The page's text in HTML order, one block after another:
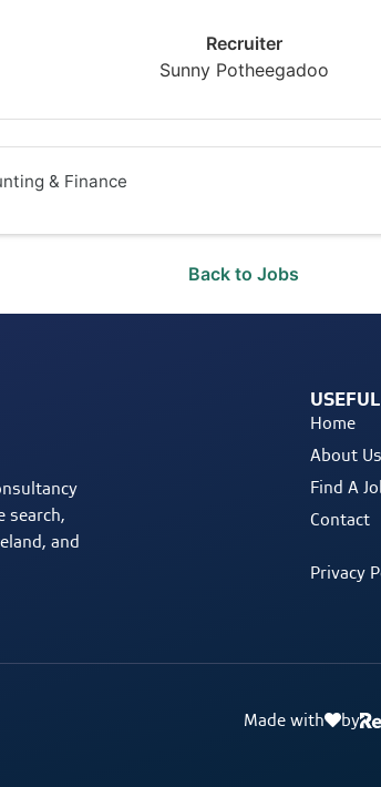
Recruiter
Sunny Potheegadoo
& Finance
Back to Jobs
search,
and
Home
About Us
Find A
Contact
Privacy
Made with by